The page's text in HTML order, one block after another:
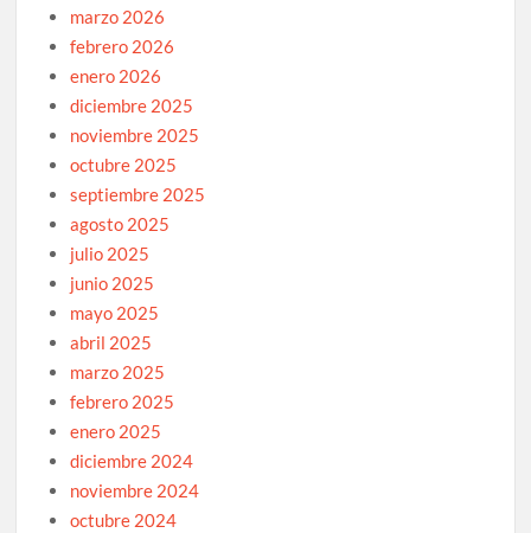
marzo 2026
febrero 2026
enero 2026
diciembre 2025
noviembre 2025
octubre 2025
septiembre 2025
agosto 2025
julio 2025
junio 2025
mayo 2025
abril 2025
marzo 2025
febrero 2025
enero 2025
diciembre 2024
noviembre 2024
octubre 2024